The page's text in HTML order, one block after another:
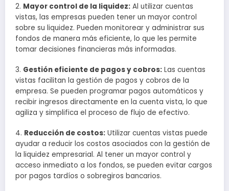
2. Mayor control de la liquidez: Al utilizar cuentas
vistas, las empresas pueden tener un mayor control
sobre su liquidez. Pueden monitorear y administrar sus
fondos de manera más eficiente, lo que les permite
tomar decisiones financieras más informadas.
3. Gestión eficiente de pagos y cobros: Las cuentas
vistas facilitan la gestión de pagos y cobros de la
empresa. Se pueden programar pagos automáticos y
recibir ingresos directamente en la cuenta vista, lo que
agiliza y simplifica el proceso de flujo de efectivo.
4. Reducción de costos: Utilizar cuentas vistas puede
ayudar a reducir los costos asociados con la gestión de
la liquidez empresarial. Al tener un mayor control y
acceso inmediato a los fondos, se pueden evitar cargos
por pagos tardíos o sobregiros bancarios.